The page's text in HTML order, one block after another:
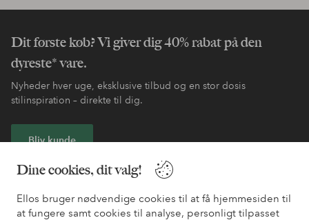
Dine cookies, dit valg!
Ellos bruger nødvendige cookies til at få hjemmesiden til
at fungere samt cookies til analyse, personligt tilpasset
Dit første køb? Vi giver dig 40% rabat på den
dyreste* vare.
Nyheder hver uge, eksklusive tilbud og en stor dosis
stilinspiration – direkte til dig.
Bliv kunde
* Se tilbudsbetingelser ved registrering